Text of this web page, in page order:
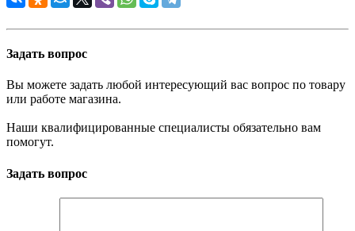
Задать вопрос
Вы можете задать любой интересующий вас вопрос по товару
или работе магазина.
Наши квалифицированные специалисты обязательно вам
помогут.
Задать вопрос